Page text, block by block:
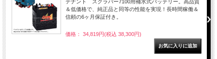
テナント スクラバー7100用補水式バッテリー。高品質
＆低価格で、純正品と同等の性能を実現！長時間稼働＆
信頼の6ヶ月保証付き。
価格： 34,819円(税込 38,300円)